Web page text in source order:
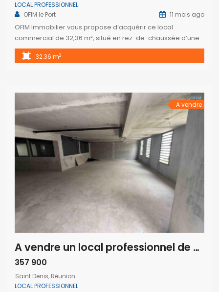
LOCAL PROFESSIONNEL
OFIM le Port
11 mois ago
OFIM Immobilier vous propose d’acquérir ce local
commercial de 32,36 m², situé en rez-de-chaussée d’une
résidence neuve, moderne et sécurisée, composée de 12
appartements à Saint-Denis. Ce local est livré brut, prêt à
bénéficie d’un emplacement stratégique, parfait pour […]
32.36 m2
A vendre
A vendre un local professionnel de 97m2 situé dans une résidence de standing à Saint Denis
357 900
Saint Denis, Réunion
LOCAL PROFESSIONNEL